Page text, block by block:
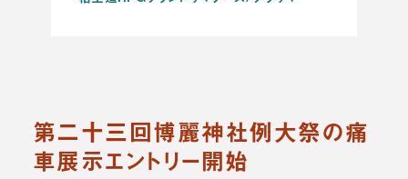
第二十三回博麗神社例大祭の痛
車展示エントリー開始